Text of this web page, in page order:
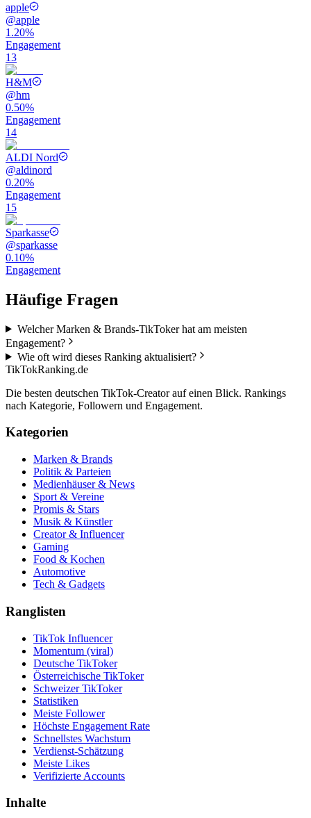
apple
@apple
1.20%
Engagement
13
H&M
@hm
0.50%
Engagement
14
ALDI Nord
@aldinord
0.20%
Engagement
15
Sparkasse
@sparkasse
0.10%
Engagement
Häufige Fragen
Welcher Marken & Brands-TikToker hat am meisten
Engagement?
Wie oft wird dieses Ranking aktualisiert?
TikTokRanking.de
Die besten deutschen TikTok-Creator auf einen Blick. Rankings
nach Kategorie, Followern und Engagement.
Kategorien
Marken & Brands
Politik & Parteien
Medienhäuser & News
Sport & Vereine
Promis & Stars
Musik & Künstler
Creator & Influencer
Gaming
Food & Kochen
Automotive
Tech & Gadgets
Ranglisten
TikTok Influencer
Momentum (viral)
Deutsche TikToker
Österreichische TikToker
Schweizer TikToker
Statistiken
Meiste Follower
Höchste Engagement Rate
Schnellstes Wachstum
Verdienst-Schätzung
Meiste Likes
Verifizierte Accounts
Inhalte